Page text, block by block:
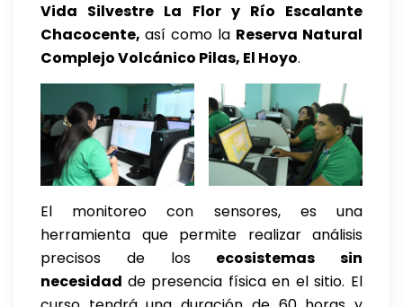
Vida Silvestre La Flor y Río Escalante
Chacocente, así como la Reserva Natural
Complejo Volcánico Pilas, El Hoyo.
El monitoreo con sensores, es una
herramienta que permite realizar análisis
precisos de los ecosistemas sin
necesidad de presencia física en el sitio. El